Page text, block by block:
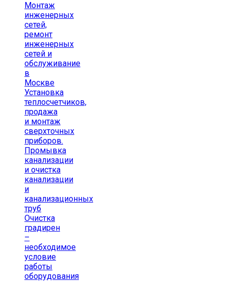
Монтаж
инженерных
сетей,
ремонт
инженерных
сетей и
обслуживание
в
Москве
Установка
теплосчетчиков,
продажа
и монтаж
сверхточных
приборов.
Промывка
канализации
и очистка
канализации
и
канализационных
труб
Очистка
градирен
–
необходимое
условие
работы
оборудования